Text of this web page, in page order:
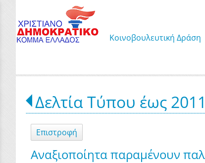
Κοινοβουλευτική Δράση
Δελτία Τύπου έως 2011
Επιστροφή
Αναξιοποίητα παραμένουν